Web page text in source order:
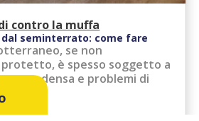
contro la muffa
seminterrato: come fare
se non
è spesso soggetto a
condensa e problemi di